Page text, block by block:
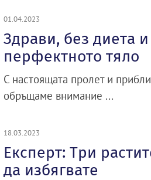
01.04.2023
Здрави, без диета
перфектното тяло
С настоящата пролет и
обръщаме внимание ...
18.03.2023
Експерт: Три
да избягвате